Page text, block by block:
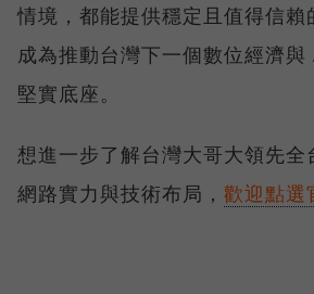
情境，都能提供穩定且值得信賴
成為推動台灣下一個數位經濟
堅實底座。
想進一步了解台灣大哥大領先全
網路實力與技術布局， 歡迎點選